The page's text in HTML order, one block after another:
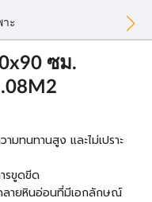
าะ
ซม.
มทนทานสูง และไม่เปราะ
รขูดขีด
ลายหินอ่อนที่มีเอกลักษณ์